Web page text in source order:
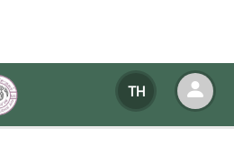
TH
องหน่วยงาน
งาน